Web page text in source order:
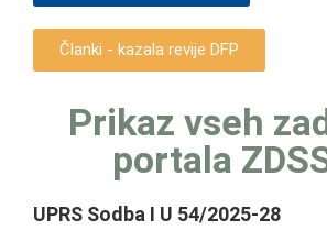
Članki - kazala revije DFP
Prikaz vseh
portala
UPRS Sodba I U 54/2025-28